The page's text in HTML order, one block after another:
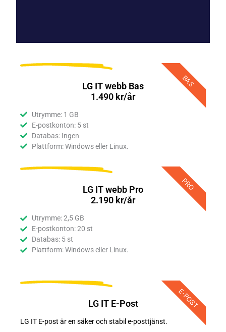
BAS
LG IT webb Bas
1.490 kr/år
Utrymme: 1 GB
E-postkonton: 5 st
Databas: Ingen
Plattform: Windows eller Linux.
PRO
LG IT webb Pro
2.190 kr/år
Utrymme: 2,5 GB
E-postkonton: 20 st
Databas: 5 st
Plattform: Windows eller Linux.
E-POST
LG IT E-Post
LG IT E-post är en säker och stabil e-posttjänst.